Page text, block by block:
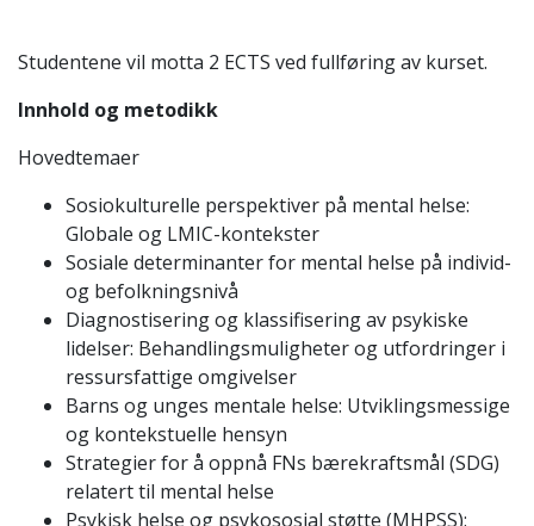
Studentene vil motta 2 ECTS ved fullføring av kurset.
Innhold og metodikk
Hovedtemaer
Sosiokulturelle perspektiver på mental helse:
Globale og LMIC-kontekster
Sosiale determinanter for mental helse på individ-
og befolkningsnivå
Diagnostisering og klassifisering av psykiske
lidelser: Behandlingsmuligheter og utfordringer i
ressursfattige omgivelser
Barns og unges mentale helse: Utviklingsmessige
og kontekstuelle hensyn
Strategier for å oppnå FNs bærekraftsmål (SDG)
relatert til mental helse
Psykisk helse og psykososial støtte (MHPSS):